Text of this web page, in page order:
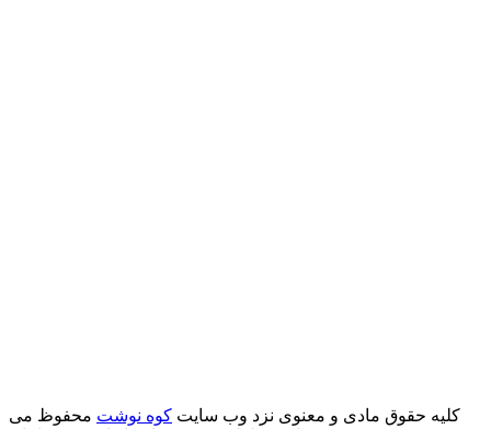
کلیه حقوق مادی و معنوی نزد وب سایت کوه نوشت محفوظ می